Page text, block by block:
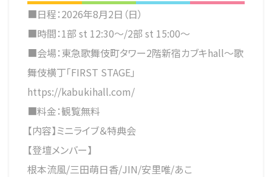
■日程：2026年8月2日（日）
■時間：1部 st 12:30～/2部 st 15:00～
■会場：東急歌舞伎町タワー2階新宿カブキhall～歌
舞伎横丁「FIRST STAGE」
https://kabukihall.com/
■料金：観覧無料
【内容】ミニライブ＆特典会
【登壇メンバー】
根本流風/三田萌日香/JIN/安里唯/あこ